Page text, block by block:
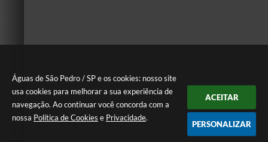
Águas de São Pedro / SP e os cookies: nosso site
usa cookies para melhorar a sua experiência de
navegação. Ao continuar você concorda com a
nossa Política de Cookies e Privacidade.
ACEITAR
PERSONALIZAR